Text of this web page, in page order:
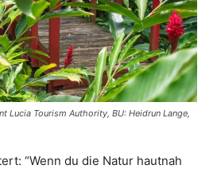
Lucia Tourism Authority, BU: Heidrun Lange,
“Wenn du die Natur hautnah